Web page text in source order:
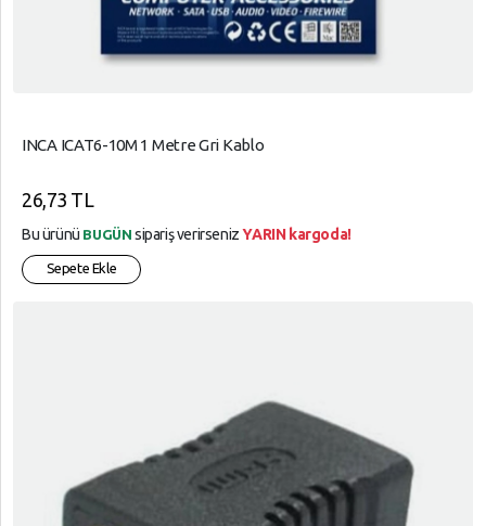
INCA ICAT6-10M 1 Metre Gri Kablo
26,73 TL
Bu ürünü BUGÜN sipariş verirsenizYARIN kargoda!
Sepete Ekle